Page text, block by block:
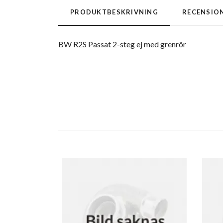
PRODUKTBESKRIVNING
BW R2S Passat 2-steg ej med grenrör